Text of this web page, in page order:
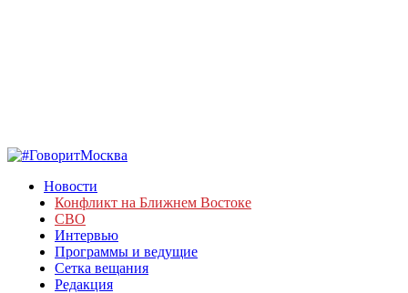
Новости
Конфликт на Ближнем Востоке
СВО
Интервью
Программы и ведущие
Сетка вещания
Редакция